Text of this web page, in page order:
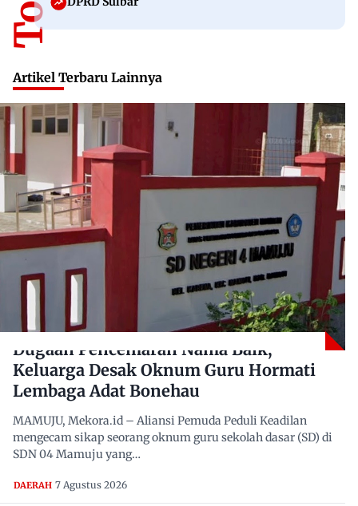
Artikel Terbaru Lainnya
Dugaan Pencemaran Nama Baik,
Keluarga Desak Oknum Guru Hormati
Lembaga Adat Bonehau
MAMUJU, Mekora.id – Aliansi Pemuda Peduli Keadilan
mengecam sikap seorang oknum guru sekolah dasar (SD) di
SDN 04 Mamuju yang…
DAERAH 7 Agustus 2026